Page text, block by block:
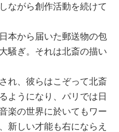
ながら創作活動を続けて
本から届いた郵送物の包
騒ぎ。それは北斎の描い
れ、彼らはこぞって北斎
ようになり、パリでは日
楽の世界に於いてもワー
新しい才能も右にならえ